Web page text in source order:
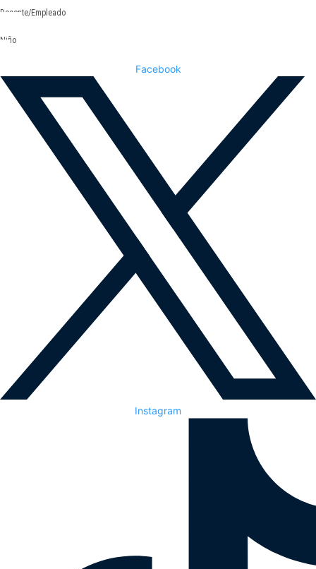
Docente/Empleado
Niño
Facebook
Instagram